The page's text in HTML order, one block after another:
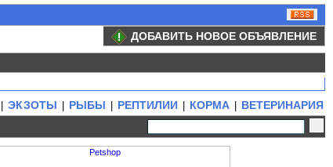
ДОБАВИТЬ НОВОЕ ОБЪЯВЛЕНИЕ
ЭКЗОТЫ РЫБЫ РЕПТИЛИИ КОРМА
ВЕТЕРИНАРИЯ